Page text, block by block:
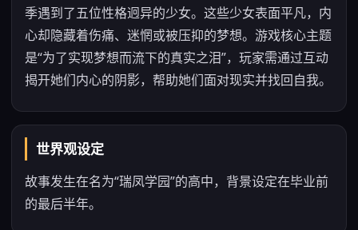
季遇到了五位性格迥异的少女。这些少女表面平凡，内
心却隐藏着伤痛、迷惘或被压抑的梦想。游戏核心主题
是“为了实现梦想而流下的真实之泪”，玩家需通过互动
揭开她们内心的阴影，帮助她们面对现实并找回自我。
世界观设定
故事发生在名为“瑞凤学园”的高中，背景设定在毕业前
的最后半年。